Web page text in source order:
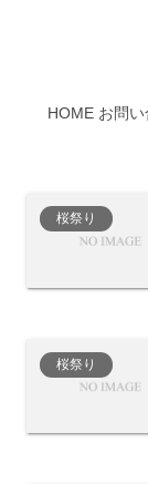
HOME お問
桜祭り
桜祭り